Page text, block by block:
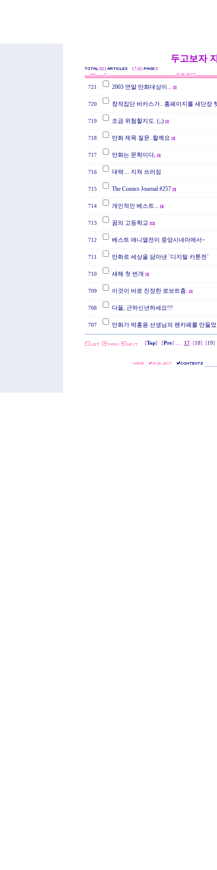
두고보자
961 17/65 0
721 2003 연말 만화대상이... [1]
720 창작집단 바카스가.. 홈페이지를 새단장
719 조금 위험할지도. (;;) [2]
718 만화 제목 질문..할께요 [3]
717 만화는 문학이다, [1]
716 대략.... 지쳐 쓰러짐
715 The Comics Journal #257 [5]
714 개인적인 베스트... [3]
713 꿈의 고등학교 [12]
712 베스트 애니열전이 중앙시네마에서~
711 만화로 세상을 담아낸 `디지털 카툰전`
710 새해 첫 번개 [3]
709 이것이 바로 진정한 로보트춤. [1]
708 다들, 근하신년하세요!!!
707 만화가 박흥용 선생님의 팬카페를 만들
[Top] [Pre] .... 17 [18] [19]